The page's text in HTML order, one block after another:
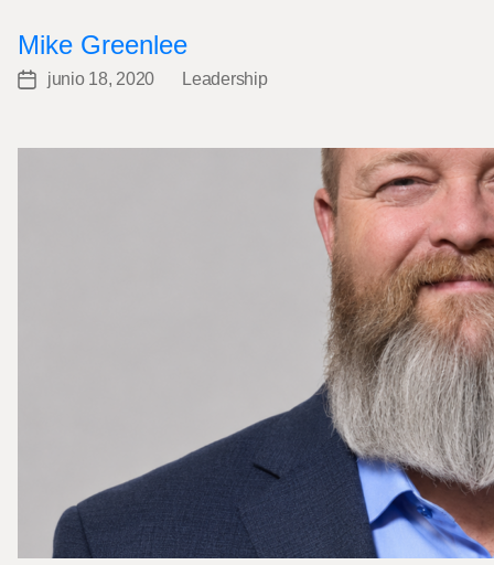
Mike Greenlee
Postjunio 18, 2020
Categories
Leadership